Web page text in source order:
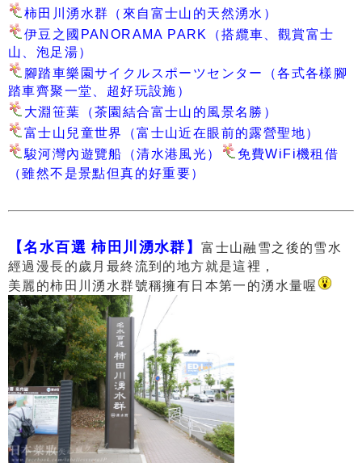
柿田川湧水群（來自富士山的天然湧水）
伊豆之國PANORAMA PARK（搭纜車、觀賞富士
山、泡足湯）
腳踏車樂園サイクルスポーツセンター（各式各樣腳
踏車齊聚一堂、超好玩設施）
大淵笹葉（茶園結合富士山的風景名勝）
富士山兒童世界（富士山近在眼前的露營聖地）
駿河灣內遊覽船（清水港風光）
免費WiFi機租借
（雖然不是景點但真的好重要）
【名水百選 柿田川湧水群】富士山融雪之後的雪水
經過漫長的歲月最終流到的地方就是這裡，
美麗的柿田川湧水群號稱擁有日本第一的湧水量喔